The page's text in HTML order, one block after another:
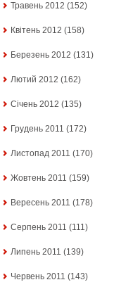
Травень 2012 (152)
Квітень 2012 (158)
Березень 2012 (131)
Лютий 2012 (162)
Січень 2012 (135)
Грудень 2011 (172)
Листопад 2011 (170)
Жовтень 2011 (159)
Вересень 2011 (178)
Серпень 2011 (111)
Липень 2011 (139)
Червень 2011 (143)